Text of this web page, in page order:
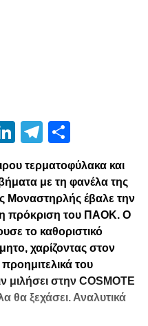
LinkedInTelegram
τερματοφύλακα και
με τη φανέλα της
Μοναστηρλής έβαλε την
πρόκριση του ΠΑΟΚ. Ο
το καθοριστικό
χαρίζοντας στον
προημιτελικά του
μιλήσει στην COSMOTE
θα ξεχάσει. Αναλυτικά